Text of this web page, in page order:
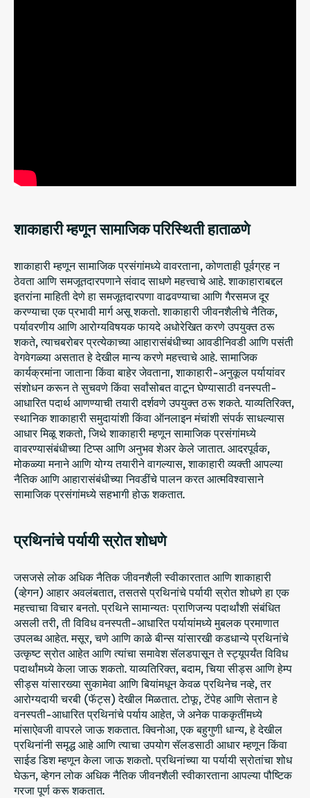
शाकाहारी म्हणून सामाजिक परिस्थिती हाताळणे
शाकाहारी म्हणून सामाजिक प्रसंगांमध्ये वावरताना, कोणताही पूर्वग्रह न
ठेवता आणि समजूतदारपणाने संवाद साधणे महत्त्वाचे आहे. शाकाहाराबद्दल
इतरांना माहिती देणे हा समजूतदारपणा वाढवण्याचा आणि गैरसमज दूर
करण्याचा एक प्रभावी मार्ग असू शकतो. शाकाहारी जीवनशैलीचे नैतिक,
पर्यावरणीय आणि आरोग्यविषयक फायदे अधोरेखित करणे उपयुक्त ठरू
शकते, त्याचबरोबर प्रत्येकाच्या आहारासंबंधीच्या आवडीनिवडी आणि पसंती
वेगवेगळ्या असतात हे देखील मान्य करणे महत्त्वाचे आहे. सामाजिक
कार्यक्रमांना जाताना किंवा बाहेर जेवताना, शाकाहारी-अनुकूल पर्यायांवर
संशोधन करून ते सुचवणे किंवा सर्वांसोबत वाटून घेण्यासाठी वनस्पती-
आधारित पदार्थ आणण्याची तयारी दर्शवणे उपयुक्त ठरू शकते. याव्यतिरिक्त,
स्थानिक शाकाहारी समुदायांशी किंवा ऑनलाइन मंचांशी संपर्क साधल्यास
आधार मिळू शकतो, जिथे शाकाहारी म्हणून सामाजिक प्रसंगांमध्ये
वावरण्यासंबंधीच्या टिप्स आणि अनुभव शेअर केले जातात. आदरपूर्वक,
मोकळ्या मनाने आणि योग्य तयारीने वागल्यास, शाकाहारी व्यक्ती आपल्या
नैतिक आणि आहारासंबंधीच्या निवडींचे पालन करत आत्मविश्वासाने
सामाजिक प्रसंगांमध्ये सहभागी होऊ शकतात.
प्रथिनांचे पर्यायी स्रोत शोधणे
जसजसे लोक अधिक नैतिक जीवनशैली स्वीकारतात आणि शाकाहारी
(व्हेगन) आहार अवलंबतात, तसतसे प्रथिनांचे पर्यायी स्रोत शोधणे हा एक
महत्त्वाचा विचार बनतो. प्रथिने सामान्यतः प्राणिजन्य पदार्थांशी संबंधित
असली तरी, ती विविध वनस्पती-आधारित पर्यायांमध्ये मुबलक प्रमाणात
उपलब्ध आहेत. मसूर, चणे आणि काळे बीन्स यांसारखी कडधान्ये प्रथिनांचे
उत्कृष्ट स्रोत आहेत आणि त्यांचा समावेश सॅलडपासून ते स्ट्यूपर्यंत विविध
पदार्थांमध्ये केला जाऊ शकतो. याव्यतिरिक्त, बदाम, चिया सीड्स आणि हेम्प
सीड्स यांसारख्या सुकामेवा आणि बियांमधून केवळ प्रथिनेच नव्हे, तर
आरोग्यदायी चरबी (फॅट्स) देखील मिळतात. टोफू, टेंपेह आणि सेतान हे
वनस्पती-आधारित प्रथिनांचे पर्याय आहेत, जे अनेक पाककृतींमध्ये
मांसाऐवजी वापरले जाऊ शकतात. क्विनोआ, एक बहुगुणी धान्य, हे देखील
प्रथिनांनी समृद्ध आहे आणि त्याचा उपयोग सॅलडसाठी आधार म्हणून किंवा
साईड डिश म्हणून केला जाऊ शकतो. प्रथिनांच्या या पर्यायी स्रोतांचा शोध
घेऊन, व्हेगन लोक अधिक नैतिक जीवनशैली स्वीकारताना आपल्या पौष्टिक
गरजा पूर्ण करू शकतात.